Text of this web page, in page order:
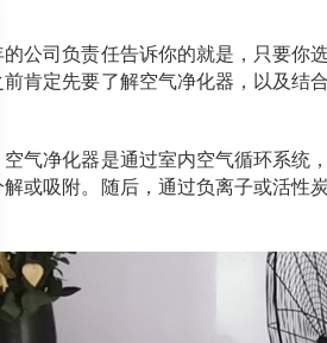
公司负责任告诉你的就是，只要你
肯定先要了解空气净化器，以及结
空气净化器是通过室内空气循环系统
解或吸附。随后，通过负离子或活性